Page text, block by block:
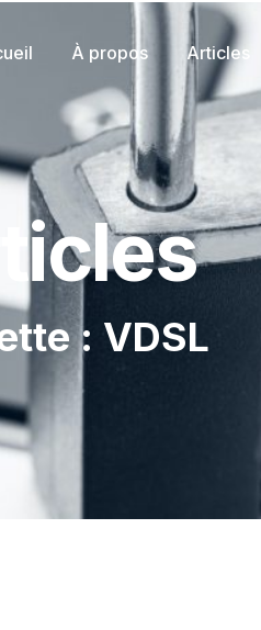
À propos Articles
: VDSL